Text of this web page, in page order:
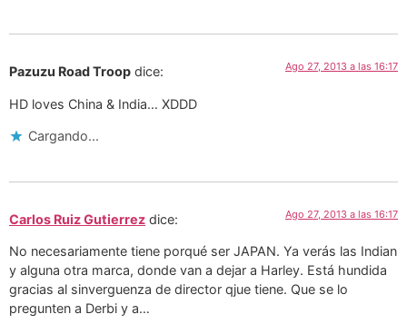
Pazuzu Road Troop dice: Ago 27, 2013 a las 16:17
HD loves China & India… XDDD
Cargando...
Carlos Ruiz Gutierrez dice: Ago 27, 2013 a las 16:17
No necesariamente tiene porqué ser JAPAN. Ya verás las Indian
y alguna otra marca, donde van a dejar a Harley. Está hundida
gracias al sinverguenza de director qjue tiene. Que se lo
pregunten a Derbi y a…